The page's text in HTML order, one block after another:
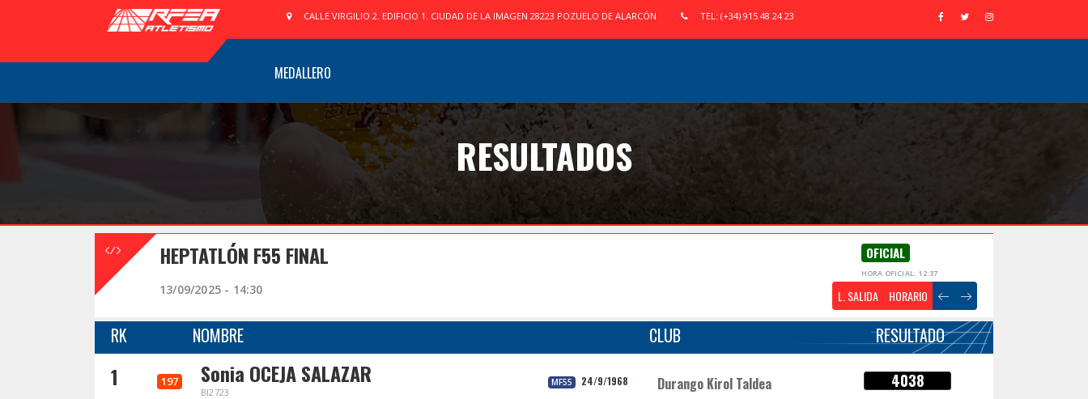
CALLE VIRGILIO 2. EDIFICIO 1. CIUDAD DE LA IMAGEN 28223 POZUELO DE ALARCÓN TEL: (+34) 915 48 24 23
MEDALLERO
RESULTADOS
HEPTATLÓN F55 FINAL OFICIAL
HORA OFICIAL: 12:37
13/09/2025 - 14:30 L. SALIDA HORARIO
RK NOMBRE CLUB RESULTADO
1 197 Sonia OCEJA SALAZAR
BI2723
MF55 24/9/1968 Durango Kirol Taldea 4038